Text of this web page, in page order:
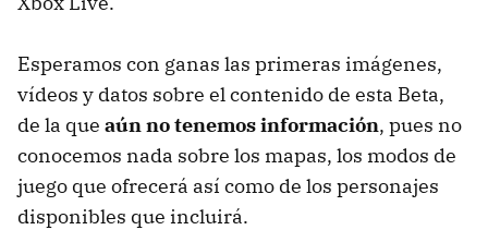
Esperamos con ganas las primeras imágenes,
vídeos y datos sobre el contenido de esta Beta,
de la que aún no tenemos información, pues no
conocemos nada sobre los mapas, los modos de
juego que ofrecerá así como de los personajes
disponibles que incluirá.